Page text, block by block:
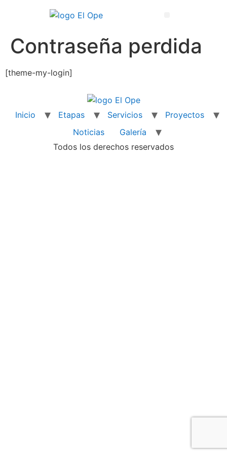
Contraseña perdida
[theme-my-login]
Inicio Etapas Servicios
Proyectos
Noticias
Galería
Todos los derechos reservados